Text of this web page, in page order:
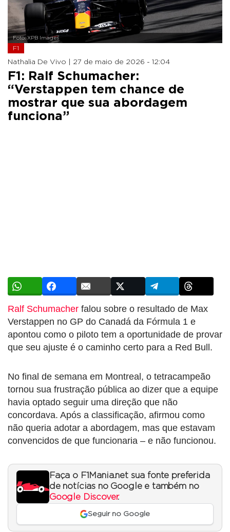
Foto: XPB Images
F1
Nathalia De Vivo | 27 de maio de 2026 - 12:04
F1: Ralf Schumacher:
“Verstappen tem chance de
mostrar que sua abordagem
funciona”
Ralf Schumacher falou sobre o resultado de Max
Verstappen no GP do Canadá da Fórmula 1 e
apontou como o piloto tem a oportunidade de provar
que seu ajuste é o caminho certo para a Red Bull.
No final de semana em Montreal, o tetracampeão
tornou sua frustração pública ao dizer que a equipe
havia optado seguir uma direção que não
concordava. Após a classificação, afirmou como
não queria adotar a abordagem, mas que estavam
convencidos de que funcionaria – e não funcionou.
Faça o F1Mania.net sua fonte preferida
de notícias no Google e também no
Google Discover.
Seguir no Google